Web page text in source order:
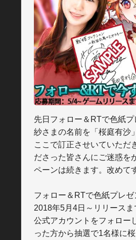
先日フォロー＆RTで色紙
紗さまの名前を「桜庭有沙
ここで訂正させいていただ
ださった皆さんにご迷惑を
ペーンは続きます。改めて
フォロー＆RTで色紙プレゼ
2018年5月4日～リリースま
公式アカウントをフォロー
った方から抽選で1名様に